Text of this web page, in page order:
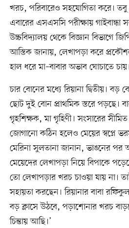
খরচ, পরিবারেও সহযোগিতা করে। তবু
এবারের এসএসসি পরীক্ষায় গাইবান্ধা
উচ্চবিদ্যালয় থেকে বিজ্ঞান বিভাগে
আস্তিক জানায়, লেখাপড়া করে
হাল ধরে মা–বাবার অভাব ঘোচাতে চায়।
চার বোনের মধ্যে রিয়ানা দ্বিতীয়। বড়
ছোট দুই বোন প্রাথমিক স্তরে পড়ছে।
গৃহশিক্ষক, মা গৃহিণী। সংসারের
জোগানো কঠিন হলেও মেয়ের স্বপ্নে
মেরিনা সুলতানা জানান, ভাঙনের পর
মেয়েদের লেখাপড়া নিয়ে বিপাকে
তো লেখাপড়ার খরচ চাওয়া যায় না।
সহায়তা করছেন। রিয়ানার বাবা
বড় ক্লাসে উঠবে, পড়াশোনার খরচ
চিন্তায় আছি।’